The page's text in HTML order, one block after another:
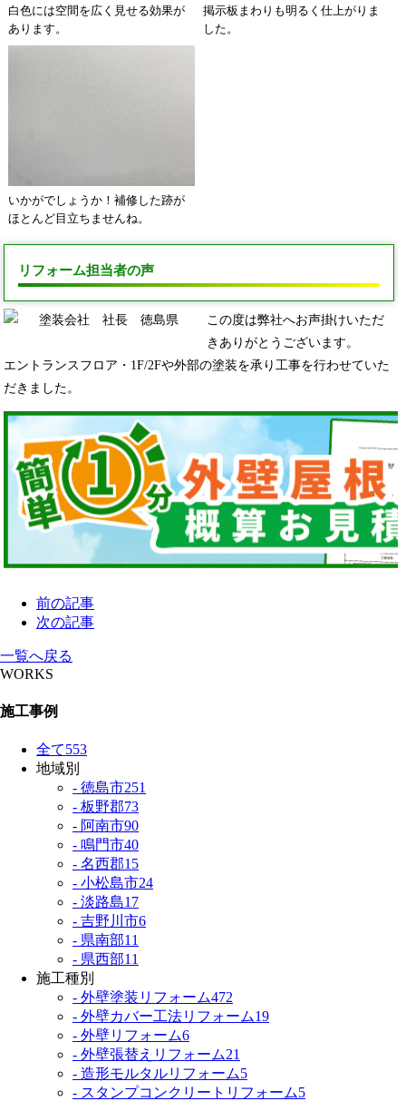
白色には空間を広く見せる効果が
あります。
掲示板まわりも明るく仕上がりま
した。
いかがでしょうか！補修した跡が
ほとんど目立ちませんね。
リフォーム担当者の声
この度は弊社へお声掛けいただ
きありがとうございます。
エントランスフロア・1F/2Fや外部の塗装を承り工事を行わせていた
だきました。
前の記事
次の記事
一覧へ戻る
WORKS
施工事例
全て553
地域別
- 徳島市251
- 板野郡73
- 阿南市90
- 鳴門市40
- 名西郡15
- 小松島市24
- 淡路島17
- 吉野川市6
- 県南部11
- 県西部11
施工種別
- 外壁塗装リフォーム472
- 外壁カバー工法リフォーム19
- 外壁リフォーム6
- 外壁張替えリフォーム21
- 造形モルタルリフォーム5
- スタンプコンクリートリフォーム5